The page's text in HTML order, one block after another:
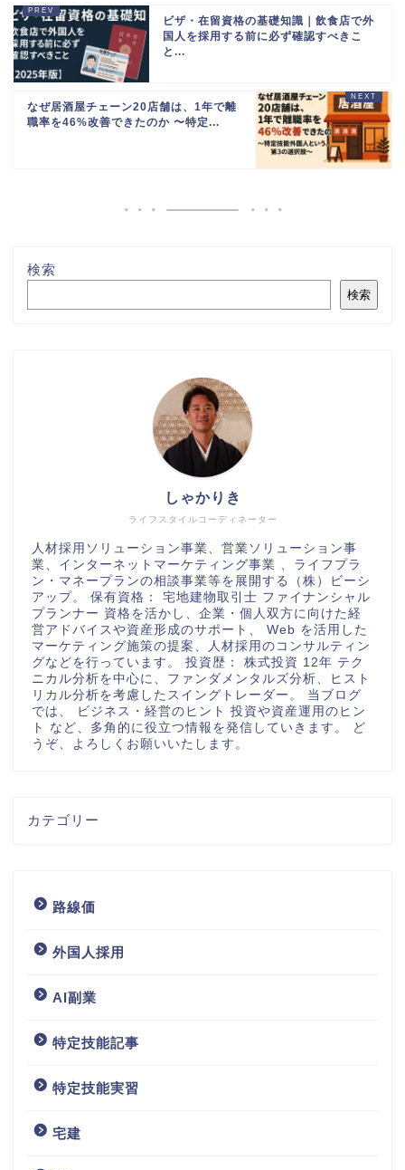
ビザ・在留資格の基礎知識｜飲食店で外
国人を採用する前に必ず確認すべきこ
と...
なぜ居酒屋チェーン20店舗は、1年で離
職率を46%改善できたのか 〜特定...
検索
検索
ライフスタイルコーディネーター
しゃかりき
人材採用ソリューション事業、営業ソリューション事
業、インターネットマーケティング事業 、ライフプラ
ン・マネープランの相談事業等を展開する（株）ビーシ
アップ。 保有資格： 宅地建物取引士 ファイナンシャル
プランナー 資格を活かし、企業・個人双方に向けた経
営アドバイスや資産形成のサポート、 Web を活用した
マーケティング施策の提案、人材採用のコンサルティン
グなどを行っています。 投資歴： 株式投資 12年 テク
ニカル分析を中心に、ファンダメンタルズ分析、ヒスト
リカル分析を考慮したスイングトレーダー。 当ブログ
では、 ビジネス・経営のヒント 投資や資産運用のヒン
ト など、多角的に役立つ情報を発信していきます。 ど
うぞ、よろしくお願いいたします。
カテゴリー
路線価
外国人採用
AI副業
特定技能記事
特定技能実習
宅建